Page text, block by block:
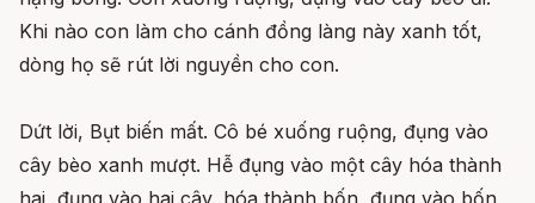
Khi nào con làm cho cánh đồng làng này xanh tốt,
dòng họ sẽ rút lời nguyền cho con.
Dứt lời, Bụt biến mất. Cô bé xuống ruộng, đụng vào
cây bèo xanh mượt. Hễ đụng vào một cây hóa thành
hai, đụng vào hai cây, hóa thành bốn, đụng vào bốn